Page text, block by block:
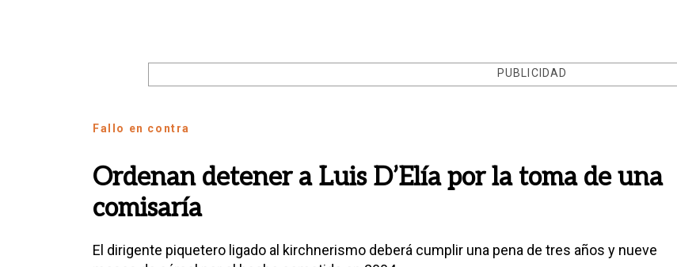
PUBLICIDAD
Fallo en contra
Ordenan detener a Luis D’Elía por la toma de una
comisaría
El dirigente piquetero ligado al kirchnerismo deberá cumplir una pena de tres años y nueve